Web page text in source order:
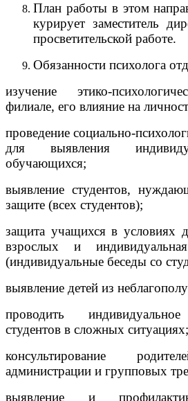
План работы в этом
курирует заместитель
просветительской работе.
Обязанности психолога
изучение этико-
филиале, его влияние на
проведение социально-
для выявления
обучающихся;
выявление студентов,
защите (всех студентов);
защита учащихся в условиях
взрослых и
(индивидуальные беседы со
выявление детей из
проводить индивидуальное
студентов в сложных ситуациях;
консультирование
администрации и групповых
выявление и